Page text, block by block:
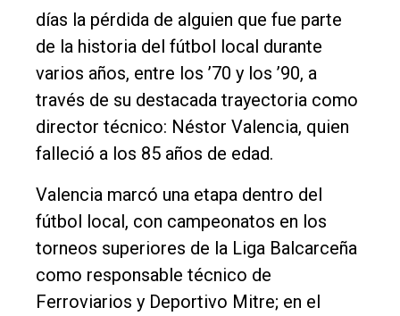
El
único
DIARIO
Balcarce
Inicio
días la pérdida de alguien que fue parte
de la historia del fútbol local durante
varios años, entre los ’70 y los ’90, a
través de su destacada trayectoria como
director técnico: Néstor Valencia, quien
falleció a los 85 años de edad.
Valencia marcó una etapa dentro del
fútbol local, con campeonatos en los
torneos superiores de la Liga Balcarceña
como responsable técnico de
Ferroviarios y Deportivo Mitre; en el